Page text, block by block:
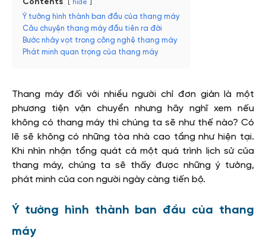
hide
Ý tưởng hình thành ban đầu của thang máy
Câu chuyện thang máy đầu tiên ra đời
Bước nhảy vọt trong công nghệ thang máy
Phát minh quan trọng của thang máy
Thang máy đối với nhiều người chỉ đơn giản là một
phương tiện vận chuyển nhưng hãy nghĩ xem nếu
không có thang máy thì chúng ta sẽ như thế nào? Có
lẽ sẽ không có những tòa nhà cao tầng như hiện tại.
Khi nhìn nhận tổng quát cả một quá trình lịch sử của
thang máy, chúng ta sẽ thấy được những ý tưởng,
phát minh của con người ngày càng tiến bộ.
Ý tưởng hình thành ban đầu của thang
máy